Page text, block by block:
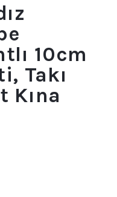
10cm
Takı
Kına